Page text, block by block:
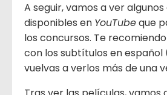
A seguir, vamos a ver
disponibles en YouTubeque
los concursos. Te
con los subtítulos en español
vuelvas a verlos más de una